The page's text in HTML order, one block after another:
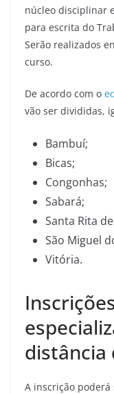
núcleo disciplinar
para escrita do
Serão realizados
curso.
De acordo com o
vão ser divididas,
Bambuí;
Bicas;
Congonhas;
Sabará;
Santa Rita
São Miguel
Vitória.
distância
A inscrição